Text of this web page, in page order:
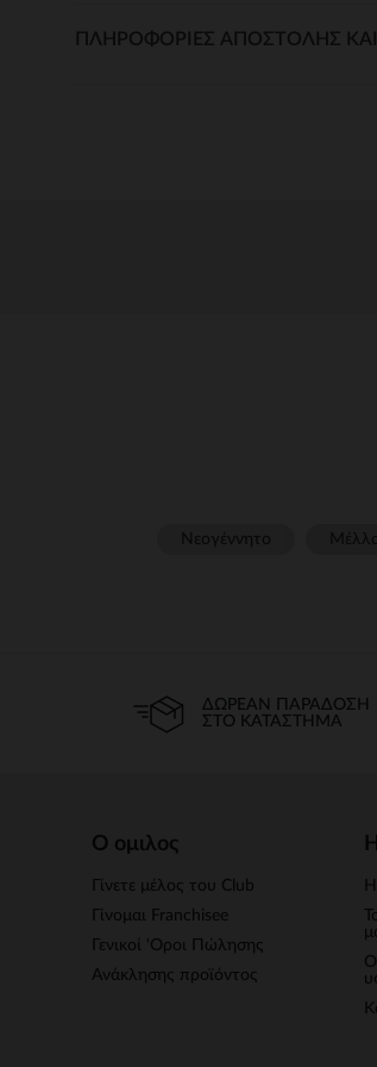
ΠΛΗΡΟΦΟΡΊΕΣ ΑΠΟΣΤΟΛΉΣ
ΔΩΡΕΆΝ ΠΑΡΆΔΟΣΗ
ΣΤΟ ΚΑΤΆΣΤΗΜΑ
Ο ομιλος
Γίνετε μέλος του Club
Γίνομαι Franchisee
Γενικοί 'Οροι Πώλησης
Ανάκλησης προϊόντος